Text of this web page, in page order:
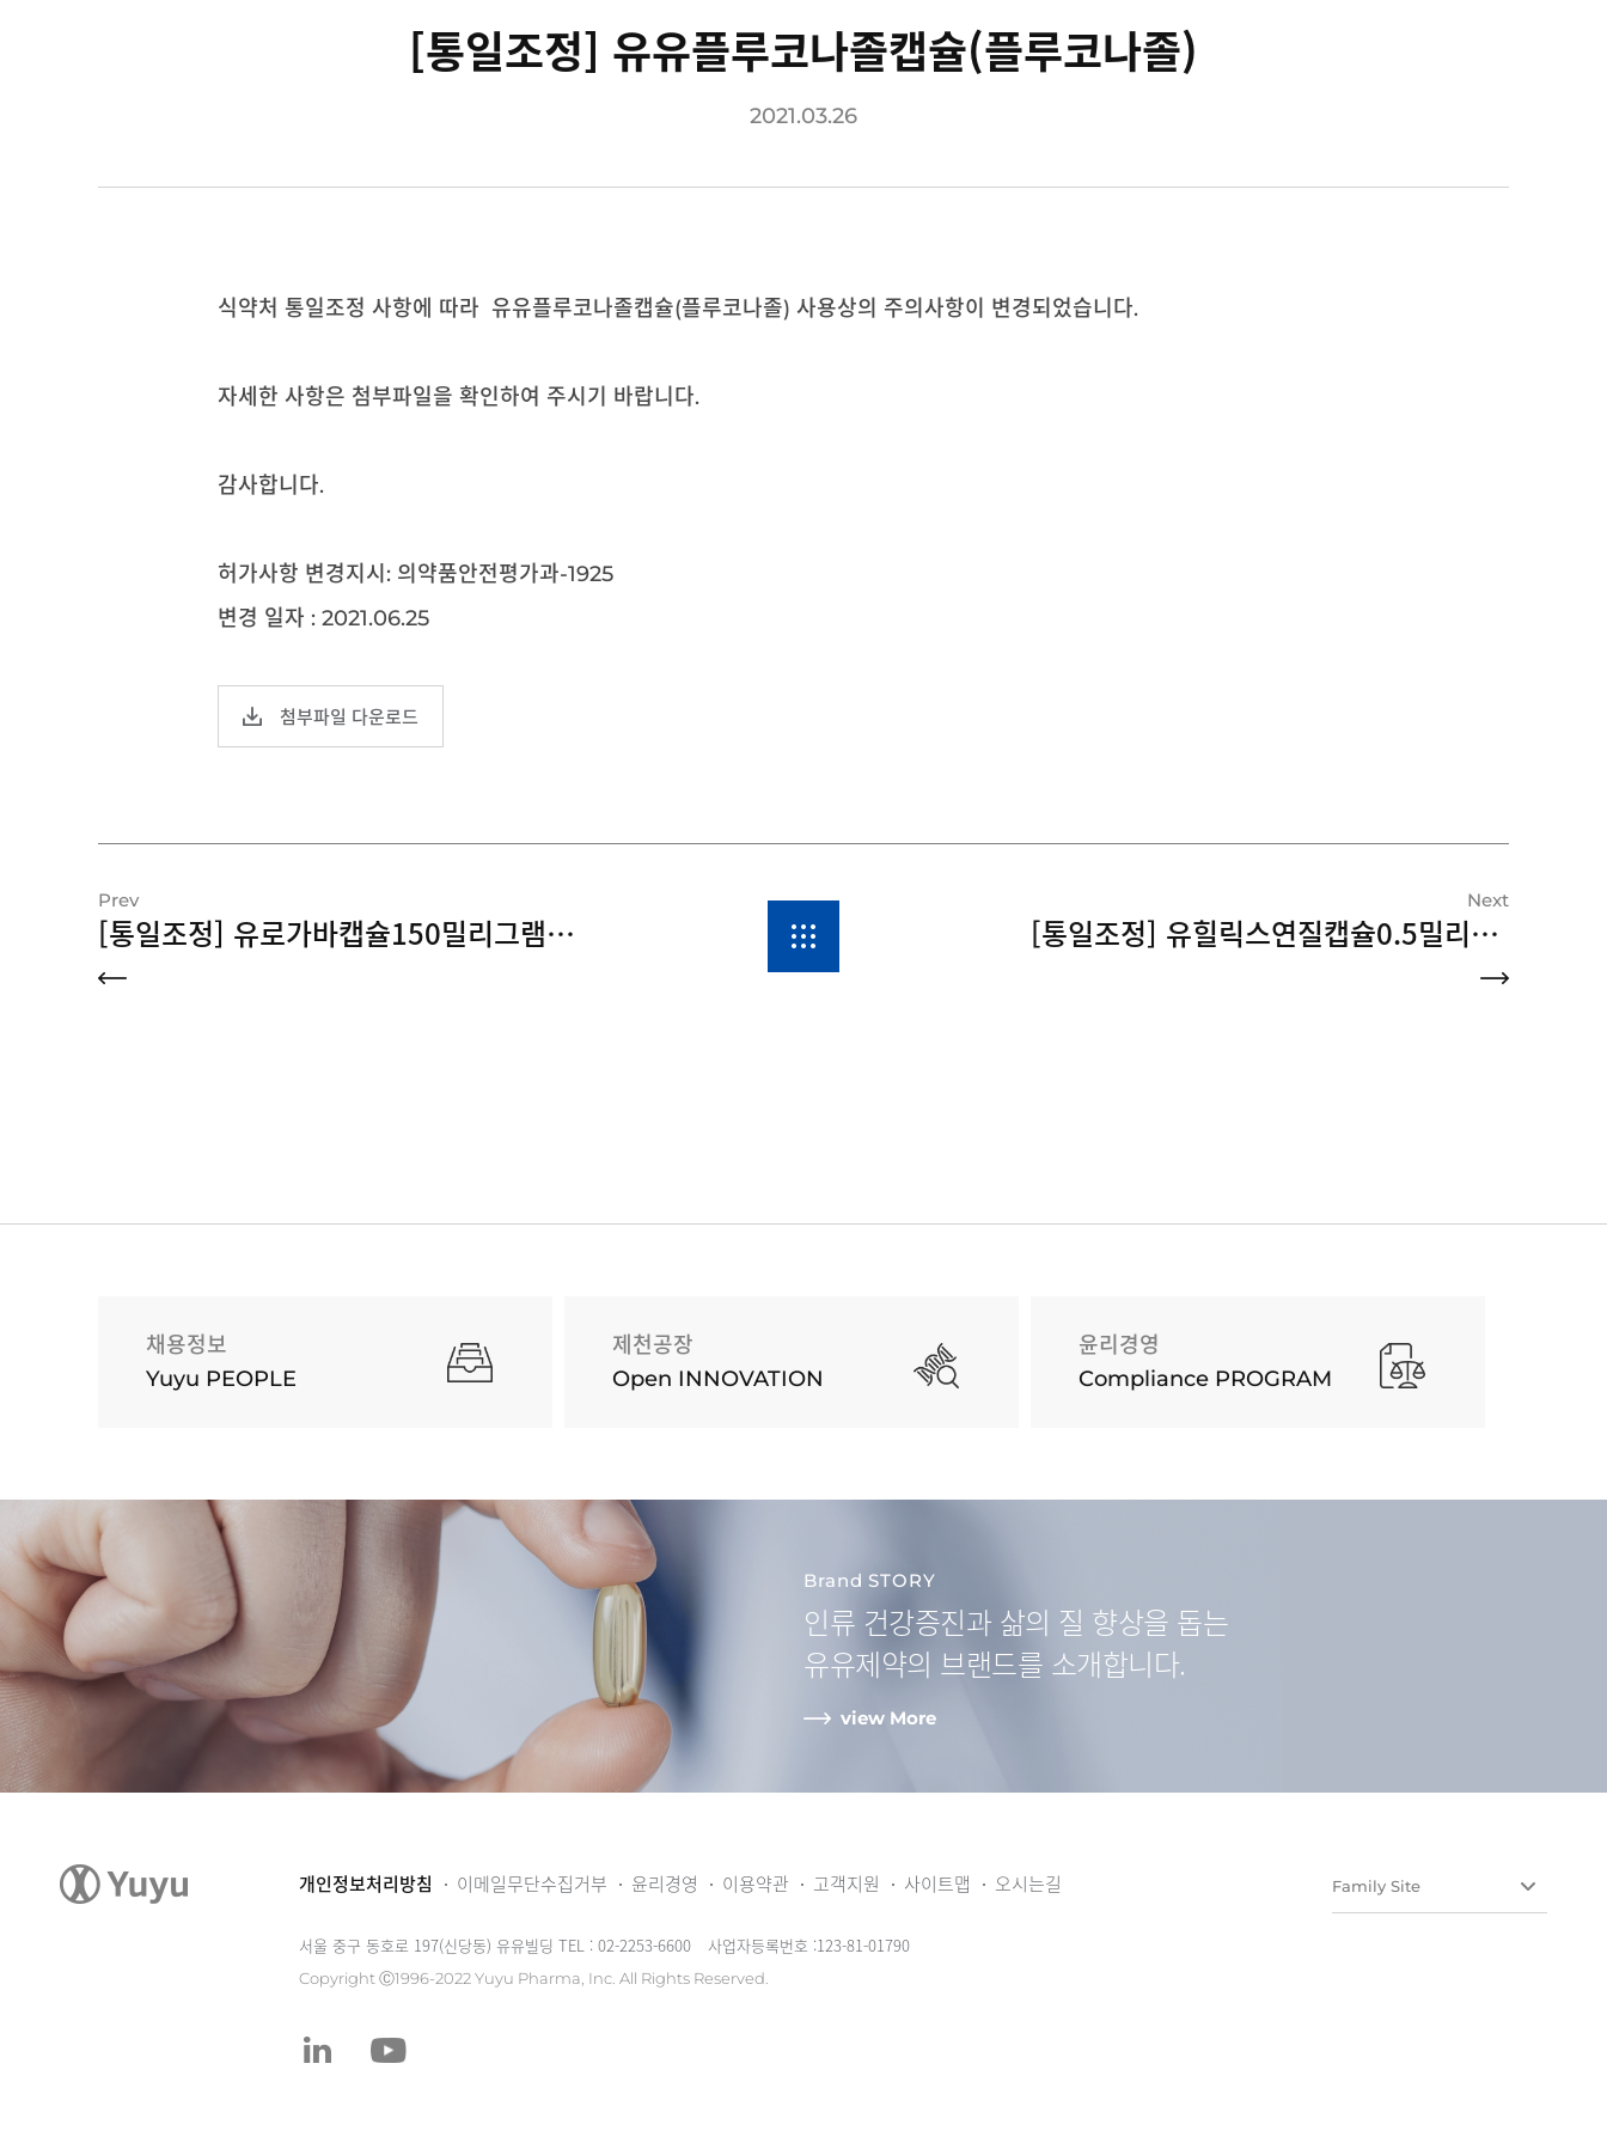
[통일조정] 유유플루코나졸캡슐(플루코나졸)
2021.03.26
식약처 통일조정 사항에 따라 유유플루코나졸캡슐(플루코나졸) 사용상의 주의사항이 변경되었습니다.
자세한 사항은 첨부파일을 확인하여 주시기 바랍니다.
감사합니다.
허가사항 변경지시: 의약품안전평가과-1925
변경 일자 : 2021.06.25
첨부파일 다운로드
Prev
[통일조정] 유로가바캡슐150밀리그램, 75밀리그램(프레가발린)
Next
[통일조정] 유힐릭스연질캡슐0.5밀리그램(두타스테리드)
채용정보
Yuyu PEOPLE
제천공장
Open INNOVATION
윤리경영
Compliance PROGRAM
Brand STORY
인류 건강증진과삶의 질 향상을 돕는
유유제약의 브랜드를 소개합니다.
view More
개인정보처리방침 이메일무단수집거부 윤리경영 이용약관 고객지원 사이트맵 오시는길
서울 중구 동호로 197(신당동) 유유빌딩 TEL : 02-2253-6600 사업자등록번호 :123-81-01790
Copyright Ⓒ1996-2022 Yuyu Pharma, Inc. All Rights Reserved.
Family Site